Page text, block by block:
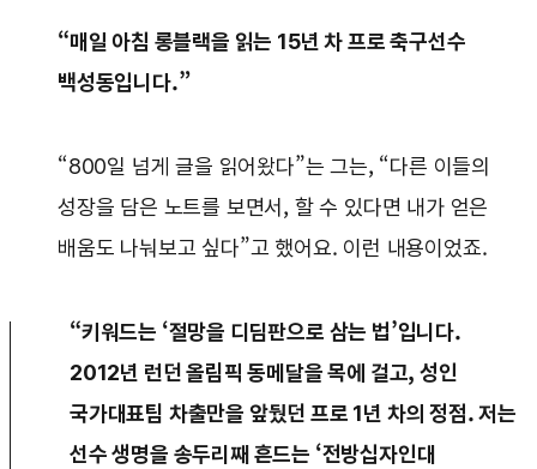
“매일 아침 롱블랙을 읽는 15년 차 프로 축구선수
백성동입니다.”
“800일 넘게 글을 읽어왔다”는 그는, “다른 이들의
성장을 담은 노트를 보면서, 할 수 있다면 내가 얻은
배움도 나눠보고 싶다”고 했어요. 이런 내용이었죠.
“키워드는 ‘절망을 디딤판으로 삼는 법’입니다.
2012년 런던 올림픽 동메달을 목에 걸고, 성인
국가대표팀 차출만을 앞뒀던 프로 1년 차의 정점. 저는
선수 생명을 송두리째 흔드는 ‘전방십자인대